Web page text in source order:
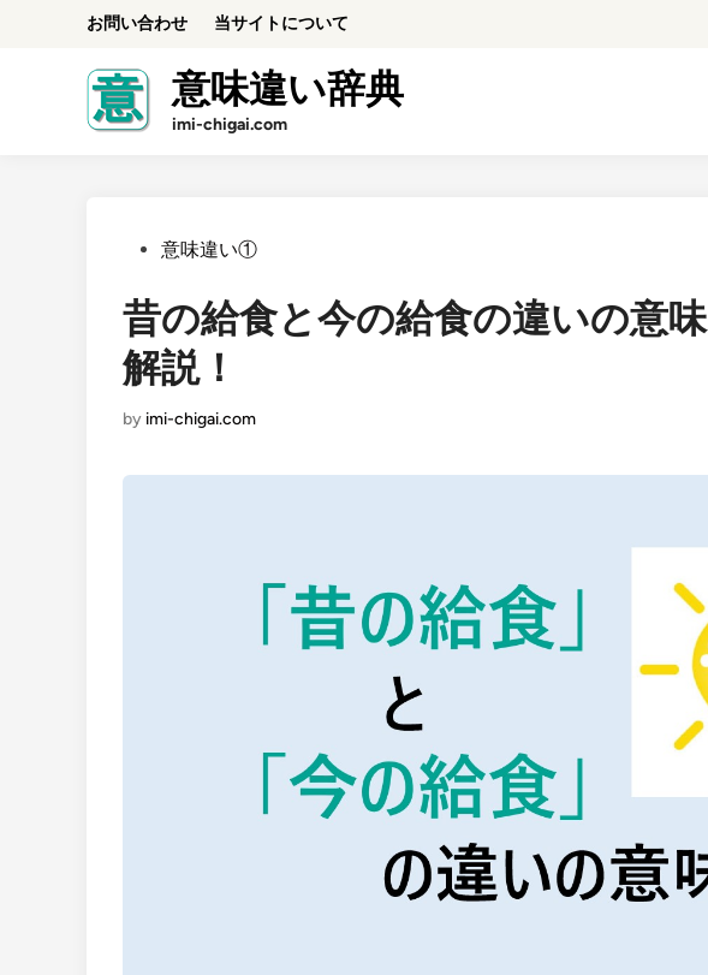
お問い合わせ 当サイトについて
意味違い辞典
imi-chigai.com
Posted意味違い①
昔の給食と今の給食の違いの意
解説！
by imi-chigai.com